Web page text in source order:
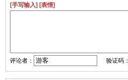
[手写输入] [表情]
评论者： 验证码：